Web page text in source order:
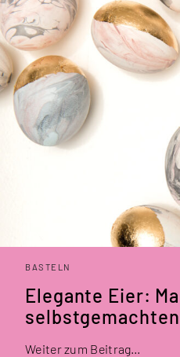
BASTELN
Elegante Eier:
Weiter zum Beitrag…